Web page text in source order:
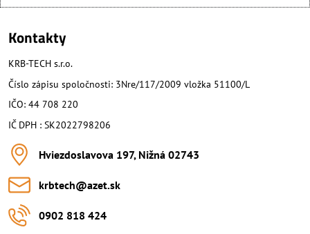
Kontakty
KRB-TECH s.r.o.
Číslo zápisu spoločnosti: 3Nre/117/2009 vložka 51100/L
IČO: 44 708 220
IČ DPH : SK2022798206
Hviezdoslavova 197, Nižná 02743
krbtech​@azet​.sk
0902 818 424